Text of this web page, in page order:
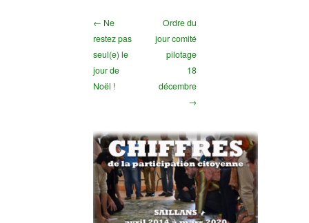
← Ne
restez pas
seul(e) le
jour de
Noël !
Ordre du
jour comité
pilotage
18
décembre
→